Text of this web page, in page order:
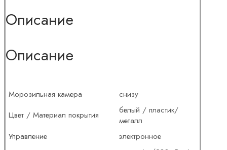
Описание
Описание
Морозильная камера
снизу
Цвет / Материал покрытия
белый / пластик/
металл
Управление
электронное